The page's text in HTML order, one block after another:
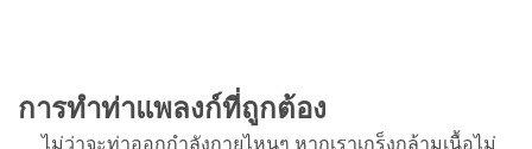
การทำท่าแพลงก์ที่ถูกต้อง
ไม่ว่าจะท่าออกกำลังกายไหนๆ หากเราเกร็งกล้ามเนื้อไม่